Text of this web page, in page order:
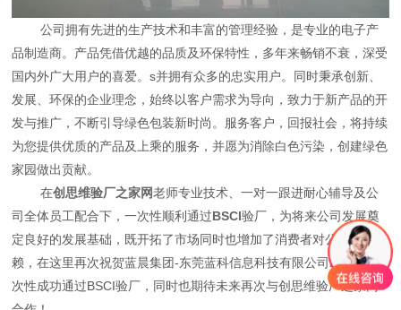
公司拥有先进的生产技术和丰富的管理经验，是专业的电子产
品制造商。产品凭借优越的品质及环保特性，多年来畅销不衰，深受
国内外广大用户的喜爱。s并拥有众多的忠实用户。同时秉承创新、
发展、环保的企业理念，始终以客户需求为导向，致力于新产品的开
发与推广，不断引导绿色包装新时尚。服务客户，回报社会，将持续
为您提供优质的产品及上乘的服务，并愿为消除白色污染，创建绿色
家园做出贡献。
在创思维验厂之家网老师专业技术、一对一跟进耐心辅导及公
司全体员工配合下，一次性顺利通过BSCI验厂，为将来公司发展奠
定良好的发展基础，既开拓了市场同时也增加了消费者对公司的信
赖，在这里再次祝贺蓝晨集团-东莞蓝科信息科技有限公司2022年一
次性成功通过BSCI验厂，同时也期待未来再次与创思维验厂之家网